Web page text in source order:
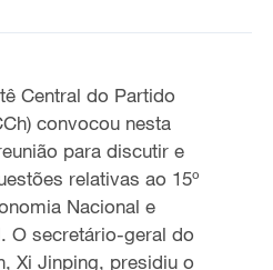
Central do Partido
convocou nesta
para discutir e
relativas ao 15º
Nacional e
O secretário-geral do
Xi Jinping, presidiu o